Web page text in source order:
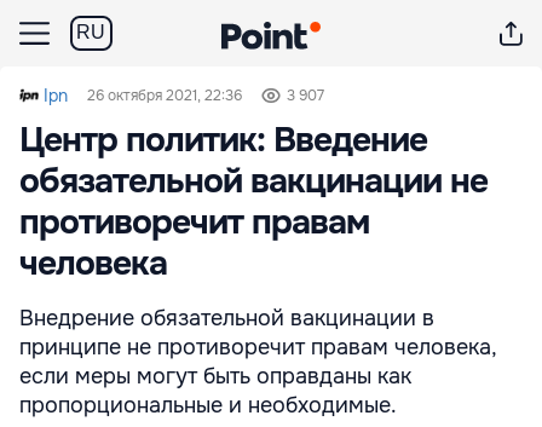
RU
Ipn 26 октября 2021, 22:36 3 907
Центр политик: Введение
обязательной вакцинации не
противоречит правам
человека
Внедрение обязательной вакцинации в
принципе не противоречит правам человека,
если меры могут быть оправданы как
пропорциональные и необходимые.